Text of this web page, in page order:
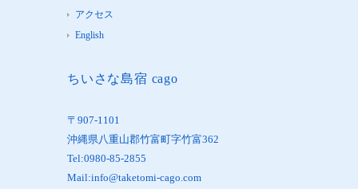
アクセス
English
ちいさな島宿 cago
〒907-1101
沖縄県八重山郡竹富町字竹富362
Tel:0980-85-2855
Mail:info@taketomi-cago.com